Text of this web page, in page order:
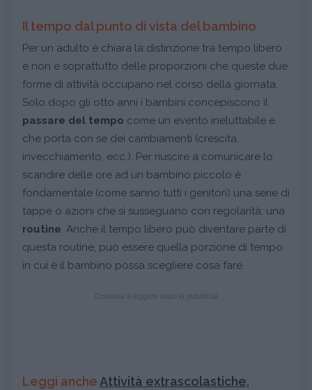
Il tempo dal punto di vista del bambino
Per un adulto è chiara la distinzione tra tempo libero
e non e soprattutto delle proporzioni che queste due
forme di attività occupano nel corso della giornata.
Solo dopo gli otto anni i bambini concepiscono il
passare del tempo come un evento ineluttabile e
che porta con sè dei cambiamenti (crescita,
invecchiamento, ecc.). Per riuscire a comunicare lo
scandire delle ore ad un bambino piccolo è
fondamentale (come sanno tutti i genitori) una serie di
tappe o azioni che si susseguano con regolarità: una
routine. Anche il tempo libero può diventare parte di
questa routine, può essere quella porzione di tempo
in cui è il bambino possa scegliere cosa fare.
Leggi ancheAttività extrascolastiche,